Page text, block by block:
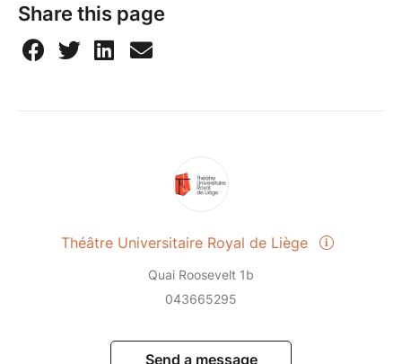
Share this page
Théâtre Universitaire Royal de Liège
Quai Roosevelt 1b
043665295
Send a message